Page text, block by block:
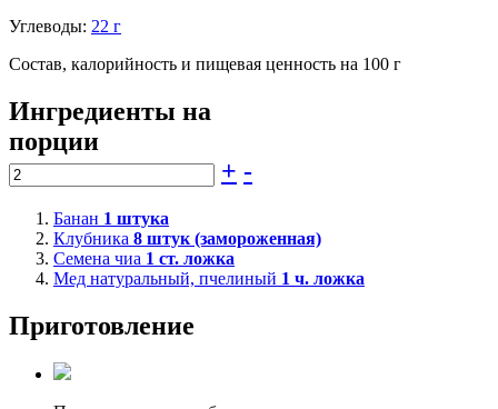
Углеводы: 22 г
Состав, калорийность и пищевая ценность на 100 г
Ингредиенты на
порции
+ -
Банан 1 штука
Клубника 8 штук (замороженная)
Семена чиа 1 ст. ложка
Мед натуральный, пчелиный 1 ч. ложка
Приготовление